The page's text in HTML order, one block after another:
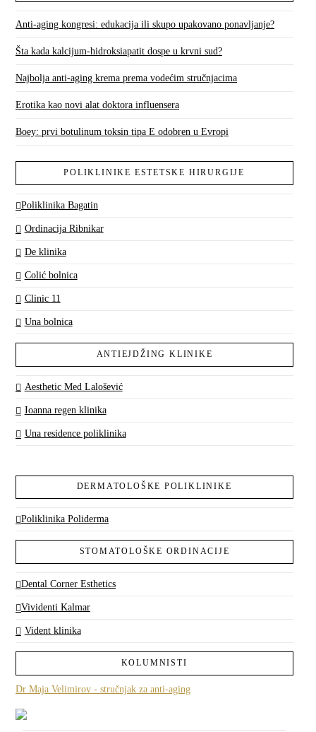
Anti-aging kongresi: edukacija ili skupo upakovano ponavljanje?
Šta kada kalcijum-hidroksiapatit dospe u krvni sud?
Najbolja anti-aging krema prema vodećim stručnjacima
Erotika kao novi alat doktora influensera
Boey: prvi botulinum toksin tipa E odobren u Evropi
POLIKLINIKE ESTETSKE HIRURGIJE
Poliklinika Bagatin
Ordinacija Ribnikar
De klinika
Colić bolnica
Clinic 11
Una bolnica
ANTIEJDŽING KLINIKE
Aesthetic Med Lalošević
Ioanna regen klinika
Una residence poliklinika
DERMATOLOŠKE POLIKLINIKE
Poliklinika Poliderma
STOMATOLOŠKE ORDINACIJE
Dental Corner Esthetics
Vividenti Kalmar
Vident klinika
KOLUMNISTI
Dr Maja Velimirov - stručnjak za anti-aging